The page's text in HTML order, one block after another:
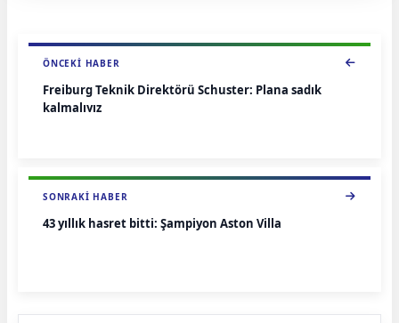
ÖNCEKI HABER
Freiburg Teknik Direktörü Schuster: Plana sadık
kalmalıyız
SONRAKI HABER
43 yıllık hasret bitti: Şampiyon Aston Villa